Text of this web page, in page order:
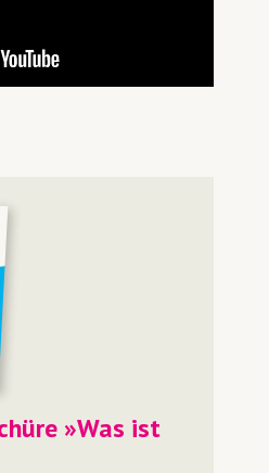
Moderierte Runde
»Was ist